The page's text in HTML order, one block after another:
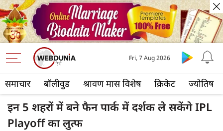
समाचार बॉलीवुड श्रावण मास विशेष क्रिकेट ज्योतिष
Fri, 7 Aug 2026
इन 5 शहरों में बने फैन पार्क में दर्शक ले सकेंगे IPL
Playoff का लुत्फ